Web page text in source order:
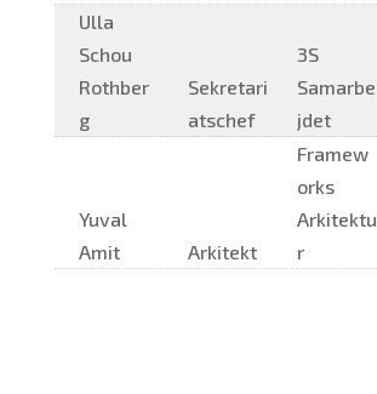
Ulla
Schou
Rothber
g
Sekretari
atschef
3S
Samarbe
jdet
Yuval
Amit
Arkitekt
Framew
orks
Arkitektu
r